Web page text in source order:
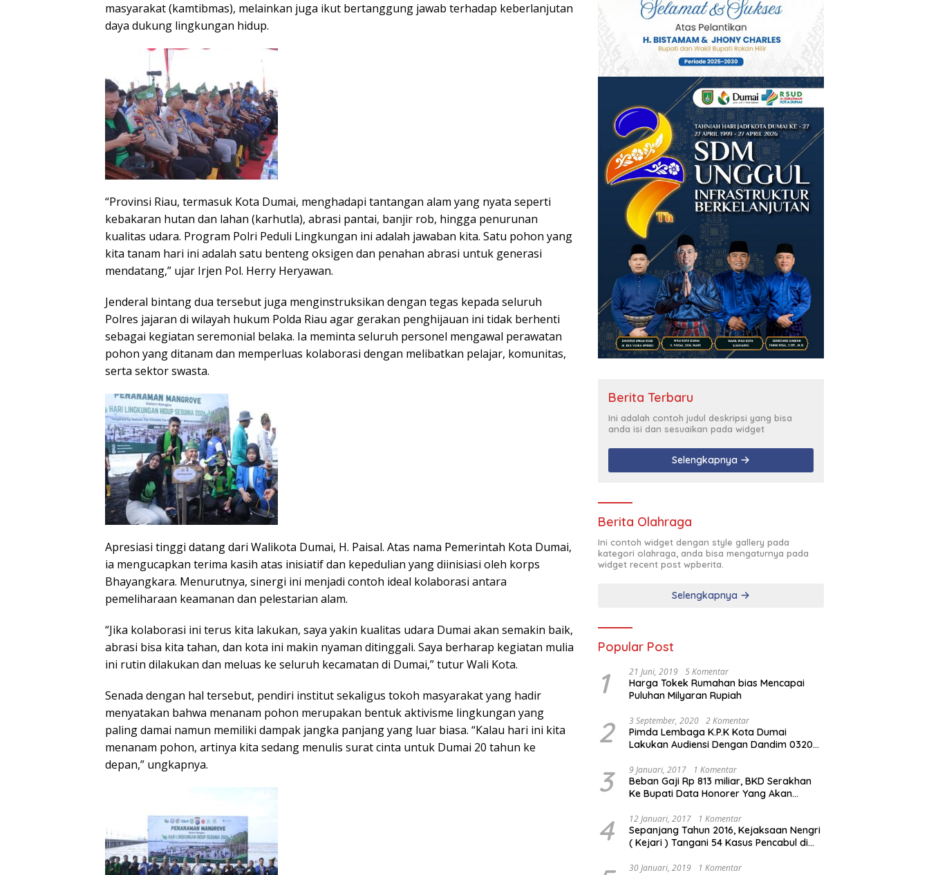
masyarakat (kamtibmas), melainkan juga ikut bertanggung jawab terhadap keberlanjutan
daya dukung lingkungan hidup.
“Provinsi Riau, termasuk Kota Dumai, menghadapi tantangan alam yang nyata seperti
kebakaran hutan dan lahan (karhutla), abrasi pantai, banjir rob, hingga penurunan
kualitas udara. Program Polri Peduli Lingkungan ini adalah jawaban kita. Satu pohon yang
kita tanam hari ini adalah satu benteng oksigen dan penahan abrasi untuk generasi
mendatang,” ujar Irjen Pol. Herry Heryawan.
Jenderal bintang dua tersebut juga menginstruksikan dengan tegas kepada seluruh
Polres jajaran di wilayah hukum Polda Riau agar gerakan penghijauan ini tidak berhenti
sebagai kegiatan seremonial belaka. Ia meminta seluruh personel mengawal perawatan
pohon yang ditanam dan memperluas kolaborasi dengan melibatkan pelajar, komunitas,
serta sektor swasta.
Apresiasi tinggi datang dari Walikota Dumai, H. Paisal. Atas nama Pemerintah Kota Dumai,
ia mengucapkan terima kasih atas inisiatif dan kepedulian yang diinisiasi oleh korps
Bhayangkara. Menurutnya, sinergi ini menjadi contoh ideal kolaborasi antara
pemeliharaan keamanan dan pelestarian alam.
“Jika kolaborasi ini terus kita lakukan, saya yakin kualitas udara Dumai akan semakin baik,
abrasi bisa kita tahan, dan kota ini makin nyaman ditinggali. Saya berharap kegiatan mulia
ini rutin dilakukan dan meluas ke seluruh kecamatan di Dumai,” tutur Wali Kota.
Senada dengan hal tersebut, pendiri institut sekaligus tokoh masyarakat yang hadir
menyatakan bahwa menanam pohon merupakan bentuk aktivisme lingkungan yang
paling damai namun memiliki dampak jangka panjang yang luar biasa. “Kalau hari ini kita
menanam pohon, artinya kita sedang menulis surat cinta untuk Dumai 20 tahun ke
depan,” ungkapnya.
Berita Terbaru
Ini adalah contoh judul deskripsi yang bisa
anda isi dan sesuaikan pada widget
Selengkapnya
Berita Olahraga
Ini contoh widget dengan style gallery pada
kategori olahraga, anda bisa mengaturnya pada
widget recent post wpberita.
Selengkapnya
Popular Post
1 21 Juni, 2019 5 Komentar
Harga Tokek Rumahan bias Mencapai
Puluhan Milyaran Rupiah
2 3 September, 2020 2 Komentar
Pimda Lembaga K.P.K Kota Dumai
Lakukan Audiensi Dengan Dandim 0320
3 9 Januari, 2017 1 Komentar
Beban Gaji Rp 813 miliar, BKD Serakhan
Ke Bupati Data Honorer Yang Akan
4 12 Januari, 2017 1 Komentar
Sepanjang Tahun 2016, Kejaksaan Nengri
( Kejari ) Tangani 54 Kasus Pencabul di
30 Januari, 2019 1 Komentar